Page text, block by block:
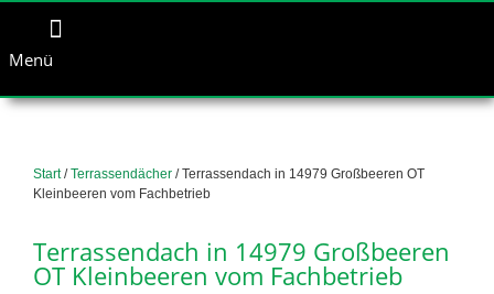
Menü
Start/Terrassendächer / Terrassendach in 14979 Großbeeren OT
Kleinbeeren vom Fachbetrieb
Terrassendach in 14979 Großbeeren
OT Kleinbeeren vom Fachbetrieb